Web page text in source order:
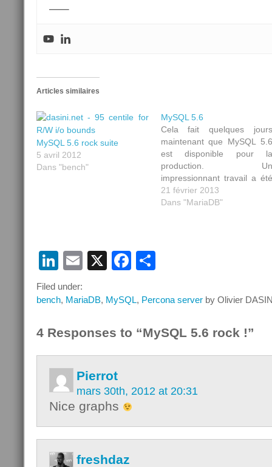
—–
Articles similaires
MySQL 5.6 rock suite
5 avril 2012
Dans "bench"
MySQL 5.6
Cela fait quelques
maintenant que MySQL
est disponible pour
production.
impressionnant travail a
effectué par les
d'Oracle, voici un
21 février 2013
Dans "MariaDB"
LinkedIn
Email
X Facebook
Filed under:
bench, MariaDB, MySQL, Percona server by Olivier
4 Responses to “MySQL 5.6 rock !”
Pierrot
mars 30th, 2012 at 20:31
Nice graphs
freshdaz